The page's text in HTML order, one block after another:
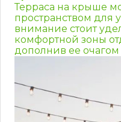
Терраса на крыше
пространством для
внимание стоит
комфортной зоны
дополнив ее